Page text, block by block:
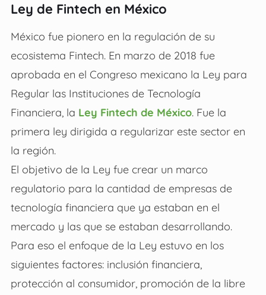
Ley de Fintech en México
México fue pionero en la regulación de su
ecosistema Fintech. En marzo de 2018 fue
aprobada en el Congreso mexicano la Ley para
Regular las Instituciones de Tecnología
Financiera, la Ley Fintech de México. Fue la
primera ley dirigida a regularizar este sector en
la región.
El objetivo de la Ley fue crear un marco
regulatorio para la cantidad de empresas de
tecnología financiera que ya estaban en el
mercado y las que se estaban desarrollando.
Para eso el enfoque de la Ley estuvo en los
siguientes factores: inclusión financiera,
protección al consumidor, promoción de la libre